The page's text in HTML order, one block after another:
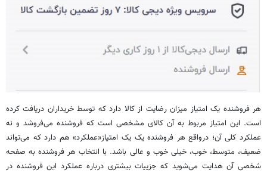
هر فروشنده یک امتیاز میزان رضایت از کالا دارد که توسط خریداران دریافت کرده
است. این امتیاز مربوط به آن کالای مشخصی است که فروشنده می‌فروشد و نه
عملکرد کلی آن؛ درواقع هر فروشنده یک یک امتیاز«عملکرد» هم دارد که می‌تواند
ضعیف، متوسط، خوب، خیلی خوب و عالی باشد. با انتخاب هر فروشنده به صفحه
شخصی آن هدایت می‌شوید که جزییات بیشتری درباره عملکرد این فروشنده در